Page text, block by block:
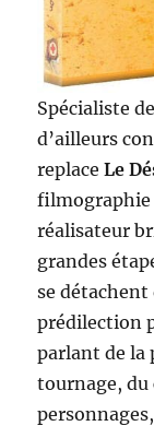
Spécialiste
d’ailleurs
replaceLe
filmographie
réalisateur
grandes
se détachent
prédilection
parlant de la
tournage, du